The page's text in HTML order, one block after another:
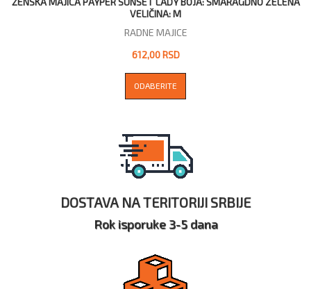
VELIČINA: M
RADNE MAJICE
612,00 RSD
ODABERITE
DOSTAVA NA TERITORIJI SRBIJE
Rok isporuke 3-5 dana